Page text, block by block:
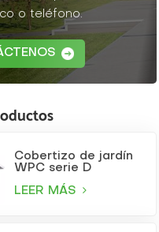
o teléfono.
Cobertizo de jardín
WPC serie D
LEER MÁS